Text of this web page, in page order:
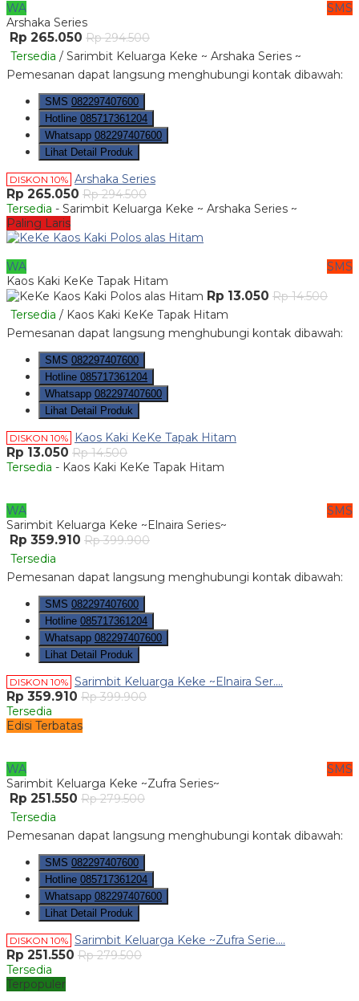
WA
SMS
Arshaka Series
Rp 265.050 Rp 294.500
Tersedia / Sarimbit Keluarga Keke ~ Arshaka Series ~
Pemesanan dapat langsung menghubungi kontak dibawah:
SMS 082297407600
Hotline 085717361204
Whatsapp 082297407600
Lihat Detail Produk
DISKON 10% Arshaka Series
Rp 265.050 Rp 294.500
Tersedia - Sarimbit Keluarga Keke ~ Arshaka Series ~
Paling Laris
WA
SMS
Kaos Kaki KeKe Tapak Hitam
Rp 13.050 Rp 14.500
Tersedia / Kaos Kaki KeKe Tapak Hitam
Pemesanan dapat langsung menghubungi kontak dibawah:
SMS 082297407600
Hotline 085717361204
Whatsapp 082297407600
Lihat Detail Produk
DISKON 10% Kaos Kaki KeKe Tapak Hitam
Rp 13.050 Rp 14.500
Tersedia - Kaos Kaki KeKe Tapak Hitam
WA
SMS
Sarimbit Keluarga Keke ~Elnaira Series~
Rp 359.910 Rp 399.900
Tersedia
Pemesanan dapat langsung menghubungi kontak dibawah:
SMS 082297407600
Hotline 085717361204
Whatsapp 082297407600
Lihat Detail Produk
DISKON 10% Sarimbit Keluarga Keke ~Elnaira Ser....
Rp 359.910 Rp 399.900
Tersedia
Edisi Terbatas
WA
SMS
Sarimbit Keluarga Keke ~Zufra Series~
Rp 251.550 Rp 279.500
Tersedia
Pemesanan dapat langsung menghubungi kontak dibawah:
SMS 082297407600
Hotline 085717361204
Whatsapp 082297407600
Lihat Detail Produk
DISKON 10% Sarimbit Keluarga Keke ~Zufra Serie....
Rp 251.550 Rp 279.500
Tersedia
Terpopuler